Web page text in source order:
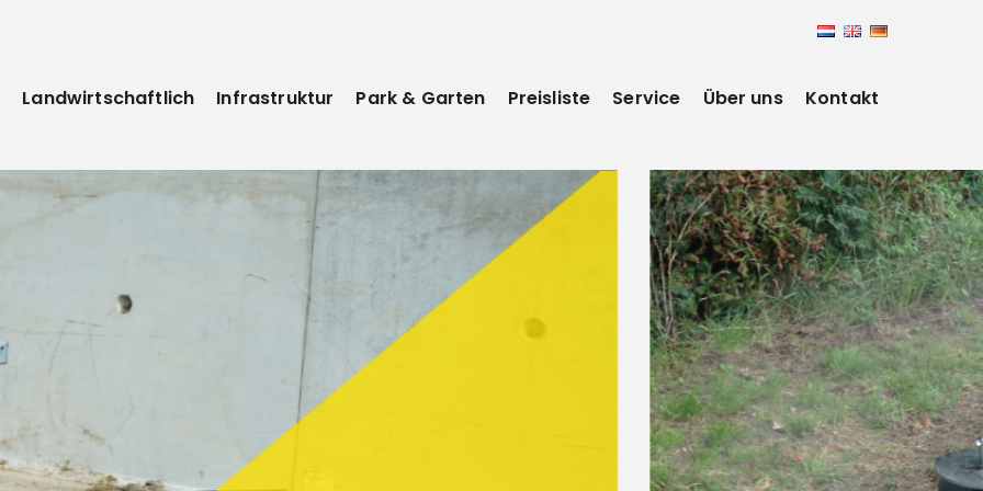
Landwirtschaftlich Infrastruktur Park & Garten Preisliste Service Über uns Kontakt